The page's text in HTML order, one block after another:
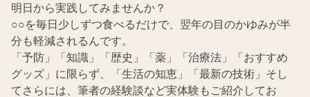
明日から実践してみませんか？
○○を毎日少しずつ食べるだけで、翌年の目のかゆみが半
分も軽減されるんです。
「予防」「知識」「歴史」「薬」「治療法」「おすすめ
グッズ」に限らず、「生活の知恵」「最新の技術」そし
てさらには、筆者の経験談など実体験もご紹介してお